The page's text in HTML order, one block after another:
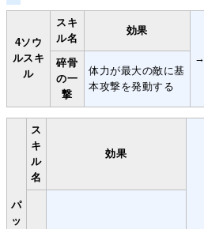
4ソウ
ルスキ
ル
スキ
ル名
効果
→
碎骨
の一
撃
体力が最大の敵に基
本攻撃を発動する
パ
ッ
ス
キ
ル
名
効果